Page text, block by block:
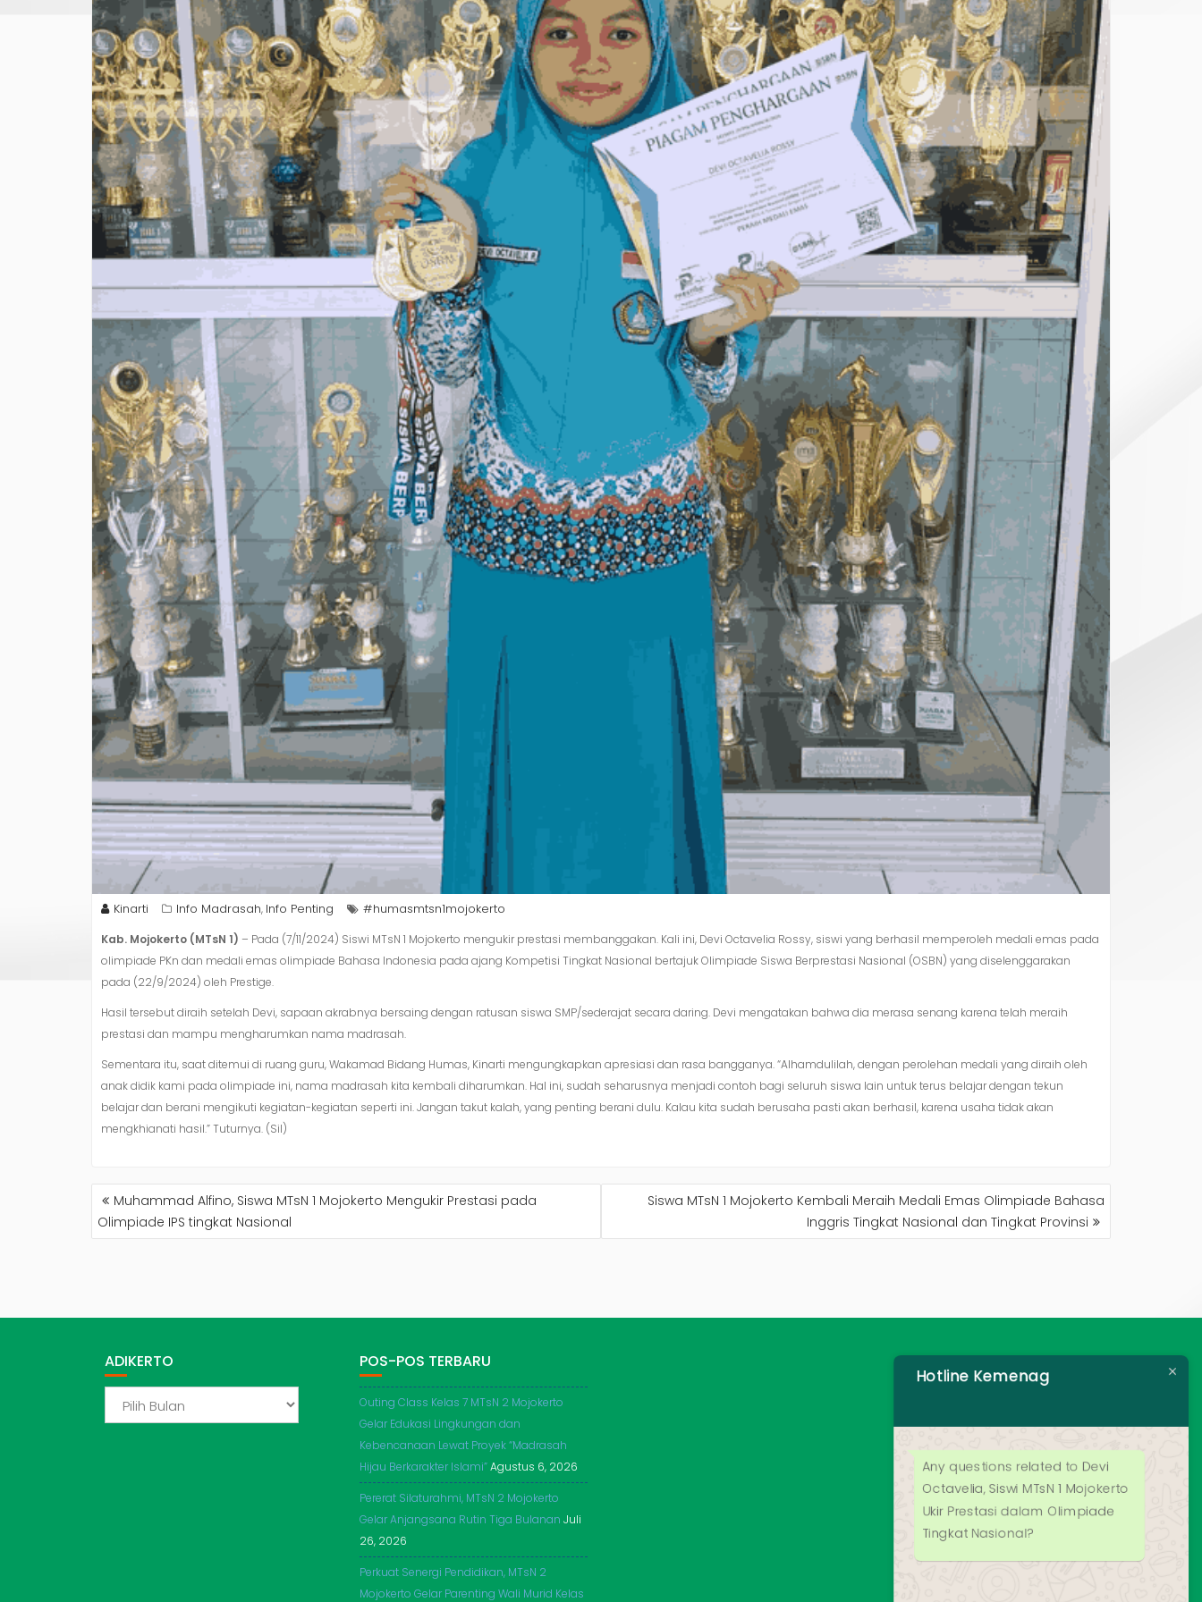
Kinarti Info Madrasah, Info Penting #humasmtsn1mojokerto
Kab. Mojokerto (MTsN 1) – Pada (7/11/2024) Siswi MTsN 1 Mojokerto mengukir prestasi membanggakan. Kali ini, Devi Octavelia Rossy, siswi yang berhasil memperoleh medali emas pada
olimpiade PKn dan medali emas olimpiade Bahasa Indonesia pada ajang Kompetisi Tingkat Nasional bertajuk Olimpiade Siswa Berprestasi Nasional (OSBN) yang diselenggarakan
pada (22/9/2024) oleh Prestige.
Hasil tersebut diraih setelah Devi, sapaan akrabnya bersaing dengan ratusan siswa SMP/sederajat secara daring. Devi mengatakan bahwa dia merasa senang karena telah meraih
prestasi dan mampu mengharumkan nama madrasah.
Sementara itu, saat ditemui di ruang guru, Wakamad Bidang Humas, Kinarti mengungkapkan apresiasi dan rasa bangganya. “Alhamdulilah, dengan perolehan medali yang diraih oleh
anak didik kami pada olimpiade ini, nama madrasah kita kembali diharumkan. Hal ini, sudah seharusnya menjadi contoh bagi seluruh siswa lain untuk terus belajar dengan tekun
belajar dan berani mengikuti kegiatan-kegiatan seperti ini. Jangan takut kalah, yang penting berani dulu. Kalau kita sudah berusaha pasti akan berhasil, karena usaha tidak akan
mengkhianati hasil.” Tuturnya. (Sil)
NAVIGASI
POSMuhammad Alfino, Siswa MTsN 1 Mojokerto Mengukir Prestasi pada
Olimpiade IPS tingkat Nasional
Siswa MTsN 1 Mojokerto Kembali Meraih Medali Emas Olimpiade Bahasa
Inggris Tingkat Nasional dan Tingkat Provinsi
ADIKERTO POS-POS TERBARU
Outing Class Kelas 7 MTsN 2 Mojokerto
Gelar Edukasi Lingkungan dan
Kebencanaan Lewat Proyek “Madrasah
Hijau Berkarakter Islami”Agustus 6, 2026
Pererat Silaturahmi, MTsN 2 Mojokerto
Gelar Anjangsana Rutin Tiga Bulanan Juli
26, 2026
Perkuat Senergi Pendidikan, MTsN 2
Mojokerto Gelar Parenting Wali Murid Kelas
Hotline Kemenag
Any questions related to Devi
Octavelia, Siswi MTsN 1 Mojokerto
Ukir Prestasi dalam Olimpiade
Tingkat Nasional?